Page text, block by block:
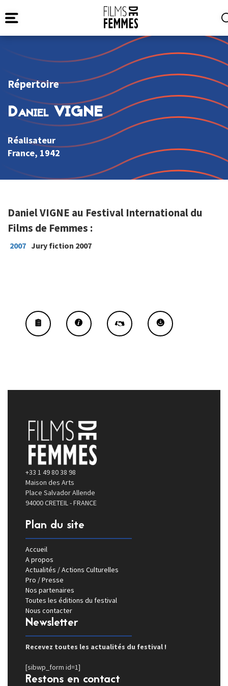
Répertoire
Daniel VIGNE
Réalisateur
France, 1942
Daniel VIGNE au Festival International du
Films de Femmes :
2007 Jury fiction 2007
+33 1 49 80 38 98
Maison des Arts
Place Salvador Allende
94000 CRETEIL - FRANCE
Plan du site
Accueil
A propos
Actualités / Actions Culturelles
Pro / Presse
Nos partenaires
Toutes les éditions du festival
Nous contacter
Newsletter
Recevez toutes les actualités du festival !
[sibwp_form id=1]
Restons en contact